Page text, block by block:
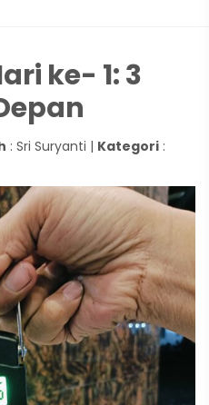
ke- 1: 3
: Sri Suryanti | Kategori: